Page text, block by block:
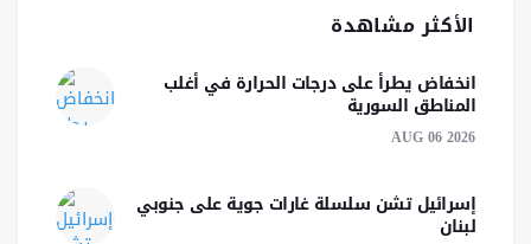
الأكثر مشاهدة
انخفاض يطرأ على درجات الحرارة في أغلب
المناطق السورية
AUG 06 2026
إسرائيل تشن سلسلة غارات جوية على جنوبي
لبنان